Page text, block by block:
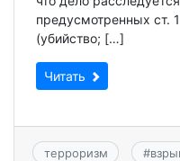
предусмотренных ст.
(убийство; […]
Читать
терроризм #